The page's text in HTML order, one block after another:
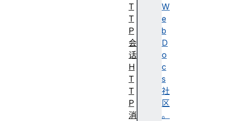
W
e
b
D
o
c
s
社
区
。
T
T
P
会
话
H
T
T
P
消